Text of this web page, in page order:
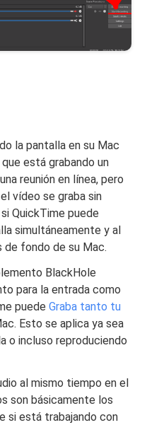
la pantalla en su Mac
que está grabando un
reunión en línea, pero
vídeo se graba sin
QuickTime puede
simultáneamente y al
de fondo de su Mac.
BlackHole
para la entrada como
puedeGraba tanto tu
Esto se aplica ya sea
o incluso reproduciendo
al mismo tiempo en el
son básicamente los
si está trabajando con